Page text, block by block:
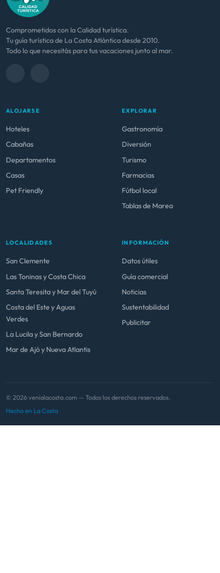
Comprometidos con la Calidad turística.
Tu guía turística de La Costa Atlántica desde 2010.
Todo lo que necesitás para tus vacaciones junto al mar.
ALOJARSE
Hoteles
Cabañas
Departamentos
Casas
Pet Friendly
EXPLORAR
Gastronomía
Diversión
Turismo
Farmacias
Fútbol local
Tablas de Marea
LOCALIDADES
San Clemente
Las Toninas y Costa Chica
Santa Teresita y Mar del Tuyú
Costa del Este y Aguas
Verdes
La Lucila y San Bernardo
Mar de Ajó y Nueva Atlantis
INFORMACIÓN
Datos útiles
Guía comercial
Noticias
Sustentabilidad
Publicitar
© 2026 venialacosta.com — Todos los derechos reservados.
Hecho en La Costa